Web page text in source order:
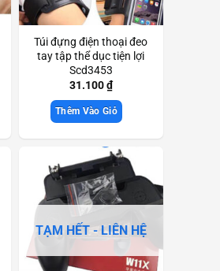
Túi đựng điện thoại đeo
tay tập thể dục tiện lợi
Scd3453
31.100₫
Thêm Vào Giỏ
TẠM HẾT - LIÊN HỆ